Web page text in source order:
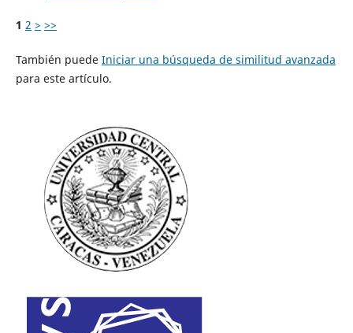
1 2 > >>
También puede Iniciar una búsqueda de similitud avanzada
para este artículo.